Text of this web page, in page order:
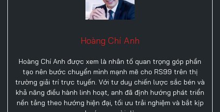
Hoàng Chí Anh
Hoàng Chí Anh được xem là nhân tố quan trọng góp phần
tạo nên bước chuyển mình mạnh mẽ cho RS99 trên thị
trường giải trí trực tuyến. Với tư duy chiến lược sắc bén và
khả năng điều hành linh hoạt, anh đã định hướng phát triển
nền tảng theo hướng hiện đại, tối ưu trải nghiệm và bắt kịp